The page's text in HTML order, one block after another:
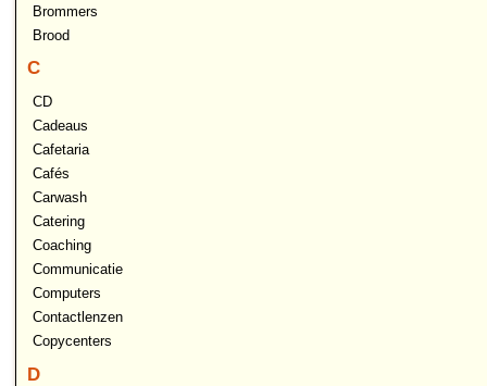
Brommers
Brood
C
CD
Cadeaus
Cafetaria
Cafés
Carwash
Catering
Coaching
Communicatie
Computers
Contactlenzen
Copycenters
D